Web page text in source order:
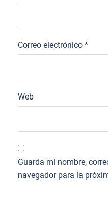
Correo electrónico *
Web
Guarda mi nombre,
navegador para la